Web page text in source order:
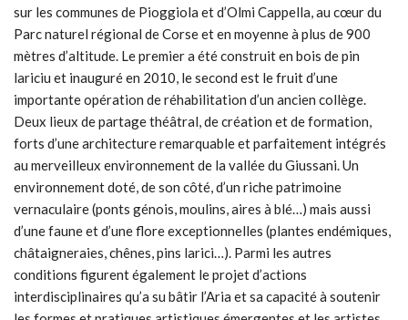
sur les communes de Pioggiola et d’Olmi Cappella, au cœur du
Parc naturel régional de Corse et en moyenne à plus de 900
mètres d’altitude. Le premier a été construit en bois de pin
lariciu et inauguré en 2010, le second est le fruit d’une
importante opération de réhabilitation d’un ancien collège.
Deux lieux de partage théâtral, de création et de formation,
forts d’une architecture remarquable et parfaitement intégrés
au merveilleux environnement de la vallée du Giussani. Un
environnement doté, de son côté, d’un riche patrimoine
vernaculaire (ponts génois, moulins, aires à blé…) mais aussi
d’une faune et d’une flore exceptionnelles (plantes endémiques,
châtaigneraies, chênes, pins larici…). Parmi les autres
conditions figurent également le projet d’actions
interdisciplinaires qu’a su bâtir l’Aria et sa capacité à soutenir